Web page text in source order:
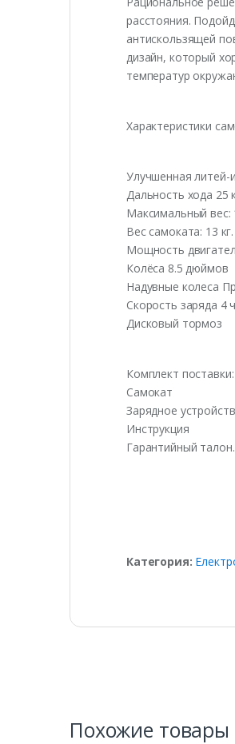
расстояния.
антискользящей
дизайн, который
температур
Характеристики
Улучшенная литей-
Дальность хода 25
Максимальный вес:
Вес самоката: 13 кг.
Мощность
Колёса 8.5 дюймов
Надувные колеса
Скорость заряда 4
Дисковый тормоз
Комплект поставки:
Самокат
Зарядное
Инструкция
Гарантийный талон.
Категория:
Похожие товары